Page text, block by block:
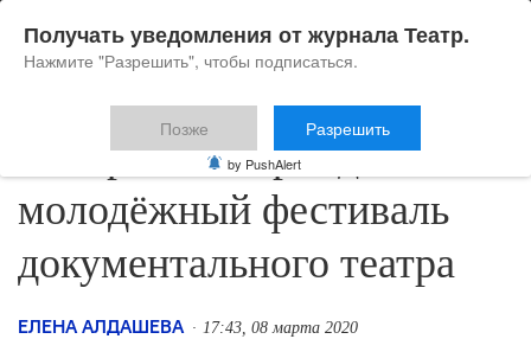
В Воронеже пройдёт
молодёжный фестиваль
документального театра
ЕЛЕНА АЛДАШЕВА 17:43, 08 марта 2020
Получать уведомления от журнала Театр.
Нажмите "Разрешить", чтобы подписаться.
Позже Разрешить
by PushAlert